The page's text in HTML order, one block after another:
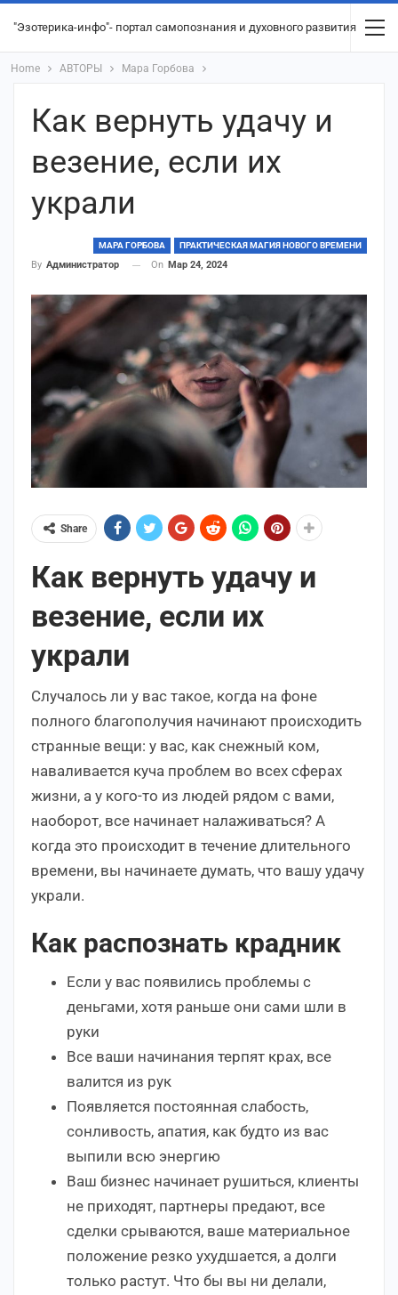
"Эзотерика-инфо"- портал самопознания и духовного развития
Home АВТОРЫ Мара Горбова
Как вернуть удачу и
везение, если их
украли
МАРА ГОРБОВА ПРАКТИЧЕСКАЯ МАГИЯ НОВОГО ВРЕМЕНИ
By Администратор On Мар 24, 2024
Share
Как вернуть удачу и
везение, если их
украли
Случалось ли у вас такое, когда на фоне
полного благополучия начинают происходить
странные вещи: у вас, как снежный ком,
наваливается куча проблем во всех сферах
жизни, а у кого-то из людей рядом с вами,
наоборот, все начинает налаживаться? А
когда это происходит в течение длительного
времени, вы начинаете думать, что вашу удачу
украли.
Как распознать крадник
Если у вас появились проблемы с
деньгами, хотя раньше они сами шли в
руки
Все ваши начинания терпят крах, все
валится из рук
Появляется постоянная слабость,
сонливость, апатия, как будто из вас
выпили всю энергию
Ваш бизнес начинает рушиться, клиенты
не приходят, партнеры предают, все
сделки срываются, ваше материальное
положение резко ухудшается, а долги
только растут. Что бы вы ни делали,